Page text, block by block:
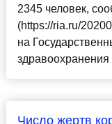
2345 человек,
(https://ria.ru/
на
здравоохранения
Число жертв